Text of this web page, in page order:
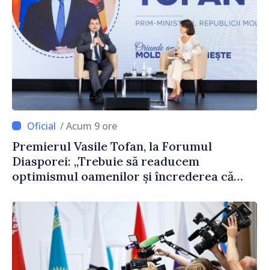
/ Acum 9 ore
Premierul Vasile Tofan, la Forumul
Diasporei: „Trebuie să readucem
optimismul oamenilor și încrederea că
corectă”